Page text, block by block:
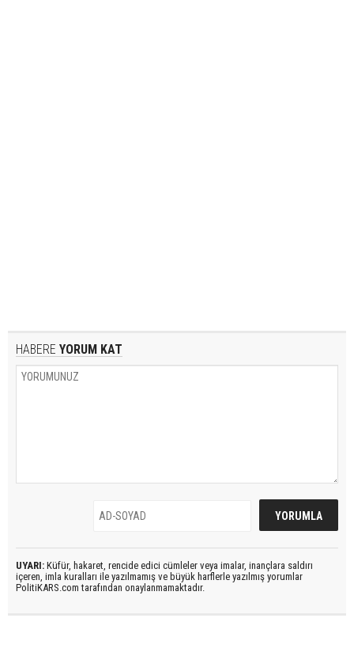
HABERE YORUM KAT
UYARI: Küfür, hakaret, rencide edici cümleler veya imalar, inançlara saldırı
içeren, imla kuralları ile yazılmamış ve büyük harflerle yazılmış yorumlar
PolitiKARS.com tarafından onaylanmamaktadır.